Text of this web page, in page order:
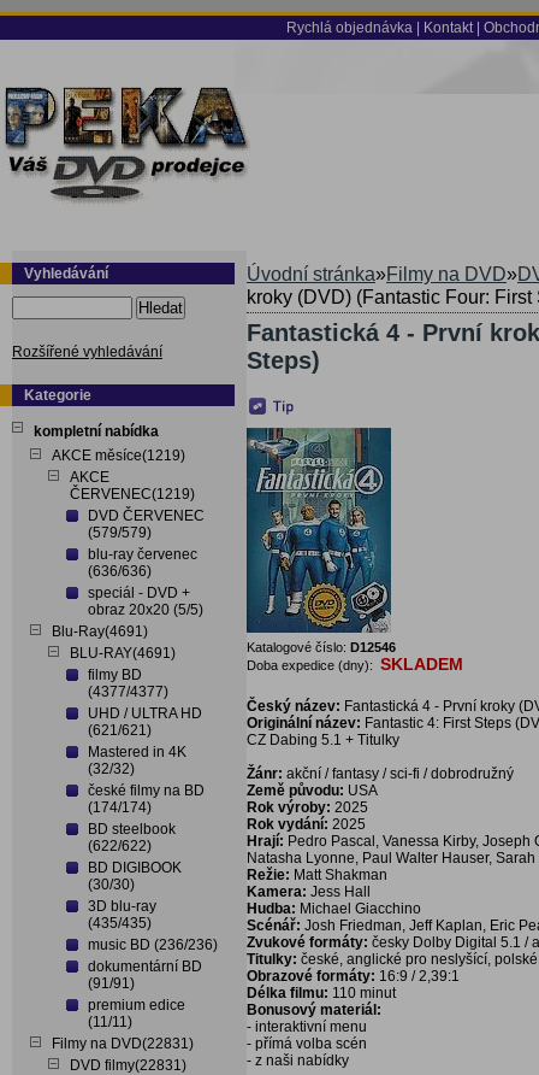
Rychlá objednávka Kontakt
Vyhledávání
Hledat
Rozšířené vyhledávání
Kategorie
kompletní nabídka
AKCE měsíce(1219)
AKCE
ČERVENEC(1219)
DVD ČERVENEC
(579/579)
blu-ray červenec
(636/636)
speciál - DVD +
obraz 20x20 (5/5)
Blu-Ray(4691)
BLU-RAY(4691)
filmy BD
(4377/4377)
UHD / ULTRA HD
(621/621)
Mastered in 4K
(32/32)
české filmy na BD
(174/174)
BD steelbook
(622/622)
BD DIGIBOOK
(30/30)
3D blu-ray
(435/435)
music BD (236/236)
dokumentární BD
(91/91)
premium edice
(11/11)
Filmy na DVD(22831)
DVD filmy(22831)
Úvodní stránka»Filmy na DVD»
kroky (DVD) (Fantastic Four: First
Fantastická 4 - První
Steps)
Katalogové číslo: D12546
Doba expedice (dny): SKLADEM
Český název: Fantastická 4 - První kroky
Originální název: Fantastic 4: First Steps
CZ Dabing 5.1 + Titulky
Žánr: akční / fantasy / sci-fi / dobrodružný
Země původu: USA
Rok výroby: 2025
Rok vydání: 2025
Hrají: Pedro Pascal, Vanessa Kirby,
Natasha Lyonne, Paul Walter Hauser,
Režie: Matt Shakman
Kamera: Jess Hall
Hudba: Michael Giacchino
Scénář: Josh Friedman, Jeff Kaplan, Eric
Zvukové formáty: česky Dolby Digital 5.1 /
Titulky: české, anglické pro neslyšící, polské
Obrazové formáty: 16:9 / 2,39:1
Délka filmu: 110 minut
Bonusový materiál:
- interaktivní menu
- přímá volba scén
- z naši nabídky